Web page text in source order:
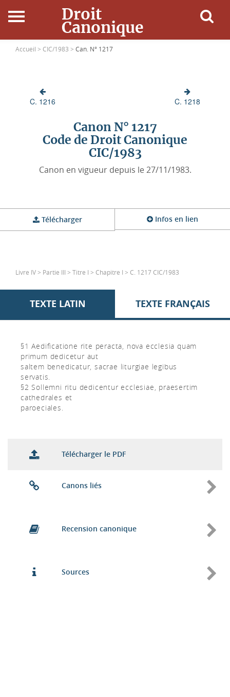
Droit
Canonique
Accueil
Ressources
Accueil > CIC/1983 > Can. N° 1217
C. 1216 C. 1218
Canon N° 1217
Code de Droit Canonique
CIC/1983
Canon en vigueur depuis le 27/11/1983.
Télécharger Infos en lien
Livre IV > Partie III > Titre I > Chapitre I > C. 1217 CIC/1983
TEXTE LATIN TEXTE FRANÇAIS
§1 Aedificatione rite peracta, nova ecclesia quam
primum dedicetur aut
saltem benedicatur, sacrae liturgiae legibus
servatis.
§2 Sollemni ritu dedicentur ecclesiae, praesertim
cathedrales et
paroeciales.
Télécharger le PDF
Canons liés
Recension canonique
Sources